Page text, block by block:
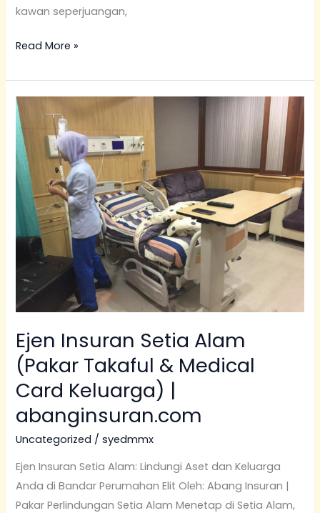
kawan seperjuangan,
Read More »
Ejen Insuran Setia Alam
(Pakar Takaful & Medical
Card Keluarga) |
abanginsuran.com
Uncategorized /syedmmx
Ejen Insuran Setia Alam: Lindungi Aset dan Keluarga
Anda di Bandar Perumahan Elit Oleh: Abang Insuran |
Pakar Perlindungan Setia Alam Menetap di Setia Alam,
Ejen
Insuran
Setia
Alam
(Pakar
Takaful
Medical
Card
Keluarga)
abanginsuran.com